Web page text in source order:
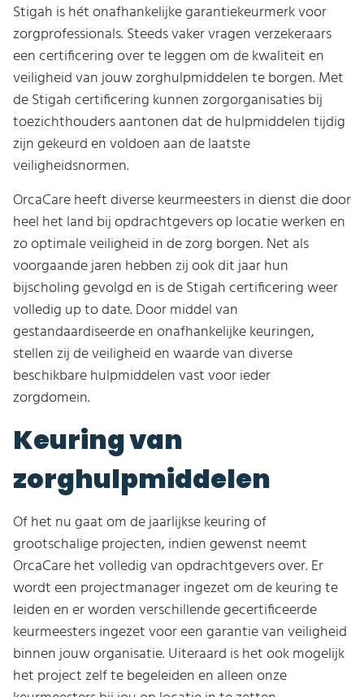
Stigah is hét onafhankelijke garantiekeurmerk voor
zorgprofessionals. Steeds vaker vragen verzekeraars
een certificering over te leggen om de kwaliteit en
veiligheid van jouw zorghulpmiddelen te borgen. Met
de Stigah certificering kunnen zorgorganisaties bij
toezichthouders aantonen dat de hulpmiddelen tijdig
zijn gekeurd en voldoen aan de laatste
veiligheidsnormen.
OrcaCare heeft diverse keurmeesters in dienst die door
heel het land bij opdrachtgevers op locatie werken en
zo optimale veiligheid in de zorg borgen. Net als
voorgaande jaren hebben zij ook dit jaar hun
bijscholing gevolgd en is de Stigah certificering weer
volledig up to date. Door middel van
gestandaardiseerde en onafhankelijke keuringen,
stellen zij de veiligheid en waarde van diverse
beschikbare hulpmiddelen vast voor ieder
zorgdomein.
Keuring van
zorghulpmiddelen
Of het nu gaat om de jaarlijkse keuring of
grootschalige projecten, indien gewenst neemt
OrcaCare het volledig van opdrachtgevers over. Er
wordt een projectmanager ingezet om de keuring te
leiden en er worden verschillende gecertificeerde
keurmeesters ingezet voor een garantie van veiligheid
binnen jouw organisatie. Uiteraard is het ook mogelijk
het project zelf te begeleiden en alleen onze